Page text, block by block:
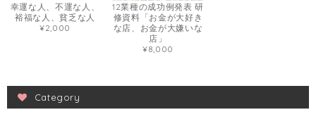
幸運な人、不運な人、
裕福な人、貧乏な人
¥2,000
12業種の成功例発表 研
修資料「お金が大好き
な店、お金が大嫌いな
店」
¥8,000
Category